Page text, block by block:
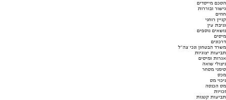
הסכם מייסדים
גישור ובוררות
חוזים
קניין רוחני
גניבת עין
נושאים נוספים
מיסים
דרכונים
משרד הבטחון ונכי צה"ל
תביעות יצוגיות
אגרות ומיסים
ניצולי שואה
סימני מסחר
מכס
ניכוי מס
מס הכנסה
זכויות
תביעות קטנות